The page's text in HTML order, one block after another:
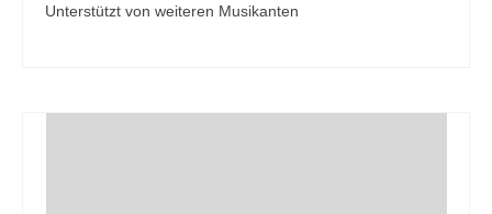
Unterstützt von weiteren Musikanten